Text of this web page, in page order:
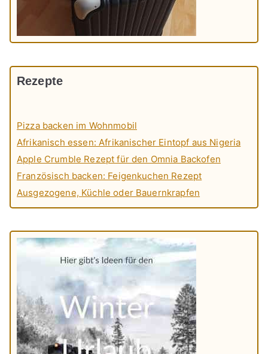
Rezepte
Pizza backen im Wohnmobil
Afrikanisch essen: Afrikanischer Eintopf aus Nigeria
Apple Crumble Rezept für den Omnia Backofen
Französisch backen: Feigenkuchen Rezept
Ausgezogene, Küchle oder Bauernkrapfen